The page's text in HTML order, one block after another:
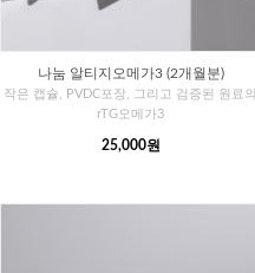
나눔 알티지오메가3 (2개월분)
작은 캡슐, PVDC포장, 그리고 검증된 원료의
rTG오메가3
25,000원